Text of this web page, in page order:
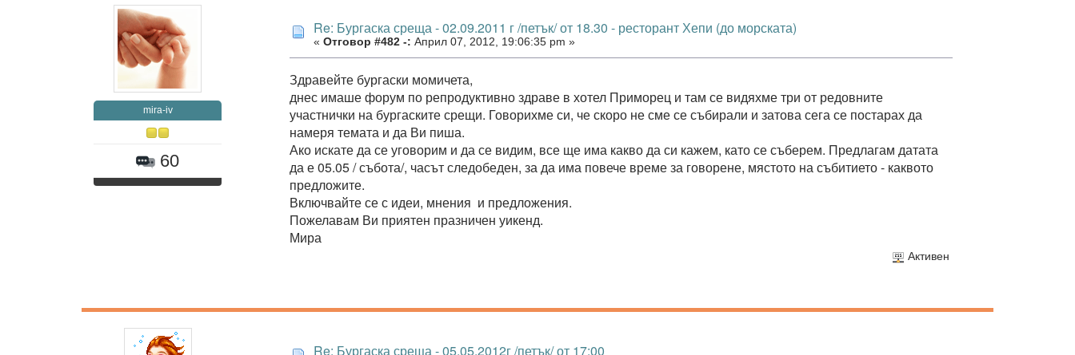
mira-iv
60
Re: Бургаска среща - 02.09.2011 г /петък/ от 18.30 - ресторант Хепи (до морската)
« Отговор #482 -: Април 07, 2012, 19:06:35 pm »
Здравейте бургаски момичета,
днес имаше форум по репродуктивно здраве в хотел Приморец и там се видяхме три от редовните
участнички на бургаските срещи. Говорихме си, че скоро не сме се събирали и затова сега се постарах да
намеря темата и да Ви пиша.
Ако искате да се уговорим и да се видим, все ще има какво да си кажем, като се съберем. Предлагам датата
да е 05.05 / събота/, часът следобеден, за да има повече време за говорене, мястото на събитието - каквото
предложите.
Включвайте се с идеи, мнения и предложения.
Пожелавам Ви приятен празничен уикенд.
Мира
Активен
Re: Бургаска среща - 05.05.2012г /петък/ от 17:00